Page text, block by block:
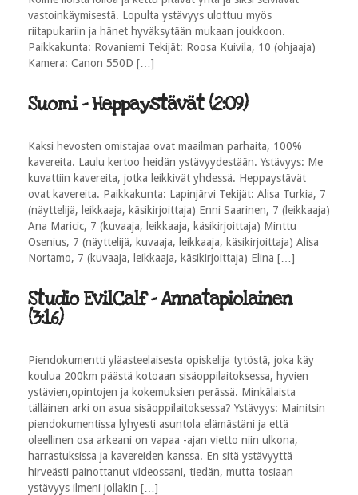
vastoinkäymisestä. Lopulta ystävyys ulottuu myös
riitapukariin ja hänet hyväksytään mukaan joukkoon.
Paikkakunta: Rovaniemi Tekijät: Roosa Kuivila, 10 (ohjaaja)
Kamera: Canon 550D […]
Suomi - Heppaystävät (2:09)
Kaksi hevosten omistajaa ovat maailman parhaita, 100%
kavereita. Laulu kertoo heidän ystävyydestään. Ystävyys: Me
kuvattiin kavereita, jotka leikkivät yhdessä. Heppaystävät
ovat kavereita. Paikkakunta: Lapinjärvi Tekijät: Alisa Turkia, 7
(näyttelijä, leikkaaja, käsikirjoittaja) Enni Saarinen, 7 (leikkaaja)
Ana Maricic, 7 (kuvaaja, leikkaaja, käsikirjoittaja) Minttu
Osenius, 7 (näyttelijä, kuvaaja, leikkaaja, käsikirjoittaja) Alisa
Nortamo, 7 (kuvaaja, leikkaaja, käsikirjoittaja) Elina […]
Studio EvilCalf - Annatapiolainen
(3:16)
Piendokumentti yläasteelaisesta opiskelija tytöstä, joka käy
koulua 200km päästä kotoaan sisäoppilaitoksessa, hyvien
ystävien,opintojen ja kokemuksien perässä. Minkälaista
tälläinen arki on asua sisäoppilaitoksessa? Ystävyys: Mainitsin
piendokumentissa lyhyesti asuntola elämästäni ja että
oleellinen osa arkeani on vapaa -ajan vietto niin ulkona,
harrastuksissa ja kavereiden kanssa. En sitä ystävyyttä
hirveästi painottanut videossani, tiedän, mutta tosiaan
ystävyys ilmeni jollakin […]